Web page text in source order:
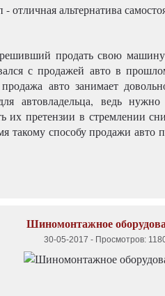
продать свою
с продажей авто в
авто занимает
автовладельца, ведь
их претензии в стремлении
такому способу продажи авто
Шиномонтажное
30-05-2017 - Просмотров: